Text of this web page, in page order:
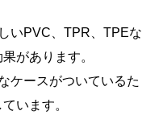
いPVC、TPR、TPEな
があります。
ケースがついているた
います。